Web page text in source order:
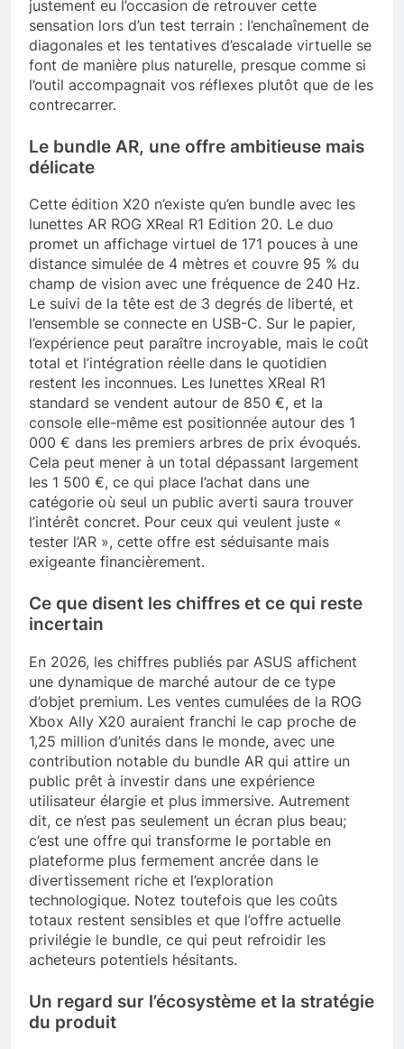
justement eu l’occasion de retrouver cette
sensation lors d’un test terrain : l’enchaînement de
diagonales et les tentatives d’escalade virtuelle se
font de manière plus naturelle, presque comme si
l’outil accompagnait vos réflexes plutôt que de les
contrecarrer.
Le bundle AR, une offre ambitieuse mais
délicate
Cette édition X20 n’existe qu’en bundle avec les
lunettes AR ROG XReal R1 Edition 20. Le duo
promet un affichage virtuel de 171 pouces à une
distance simulée de 4 mètres et couvre 95 % du
champ de vision avec une fréquence de 240 Hz.
Le suivi de la tête est de 3 degrés de liberté, et
l’ensemble se connecte en USB-C. Sur le papier,
l’expérience peut paraître incroyable, mais le coût
total et l’intégration réelle dans le quotidien
restent les inconnues. Les lunettes XReal R1
standard se vendent autour de 850 €, et la
console elle-même est positionnée autour des 1
000 € dans les premiers arbres de prix évoqués.
Cela peut mener à un total dépassant largement
les 1 500 €, ce qui place l’achat dans une
catégorie où seul un public averti saura trouver
l’intérêt concret. Pour ceux qui veulent juste «
tester l’AR », cette offre est séduisante mais
exigeante financièrement.
Ce que disent les chiffres et ce qui reste
incertain
En 2026, les chiffres publiés par ASUS affichent
une dynamique de marché autour de ce type
d’objet premium. Les ventes cumulées de la ROG
Xbox Ally X20 auraient franchi le cap proche de
1,25 million d’unités dans le monde, avec une
contribution notable du bundle AR qui attire un
public prêt à investir dans une expérience
utilisateur élargie et plus immersive. Autrement
dit, ce n’est pas seulement un écran plus beau;
c’est une offre qui transforme le portable en
plateforme plus fermement ancrée dans le
divertissement riche et l’exploration
technologique. Notez toutefois que les coûts
totaux restent sensibles et que l’offre actuelle
privilégie le bundle, ce qui peut refroidir les
acheteurs potentiels hésitants.
Un regard sur l’écosystème et la stratégie
du produit